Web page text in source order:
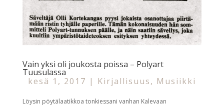
Vain yksi oli joukosta poissa – Polyart
Tuusulassa
kesä 1, 2017 | Kirjallisuus, Musiikki
Löysin pöytälaatikkoa tonkiessani vanhan Kalevaan